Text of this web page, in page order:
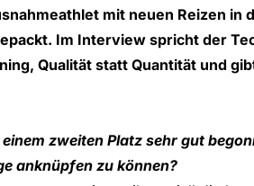
mit neuen Reizen in
Im Interview spricht der
Qualität statt Quantität und
zweiten Platz sehr gut
anknüpfen zu können?